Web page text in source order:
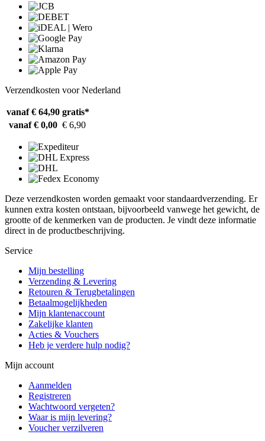
Verzendkosten voor Nederland
vanaf € 64,90 gratis*
vanaf € 0,00 € 6,90
Deze verzendkosten worden gemaakt voor standaardverzending. Er
kunnen extra kosten ontstaan, bijvoorbeeld vanwege het gewicht, de
grootte of de kenmerken van de producten. Je vindt deze informatie
direct in de productbeschrijving.
Service
Mijn bestelling
Verzending & Levering
Retouren & Terugbetalingen
Betaalmogelijkheden
Mijn klantenaccount
Zakelijke klanten
Acties & Vouchers
Heb je verdere hulp nodig?
Mijn account
Aanmelden
Registreren
Wachtwoord vergeten?
Waar is mijn levering?
Voucher verzilveren